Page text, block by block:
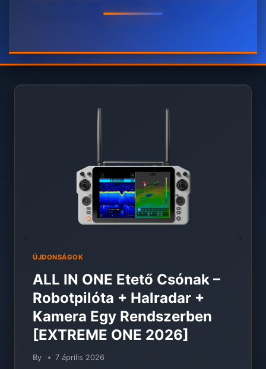
ÚJDONSÁGOK
ALL IN ONE Etető Csónak –
Robotpilóta + Halradar +
Kamera Egy Rendszerben
[EXTREME ONE 2026]
By 7 április 2026